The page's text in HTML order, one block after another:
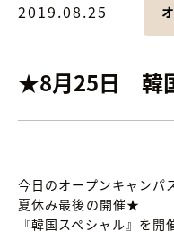
2019.08.25
★8月25日 韓
今日のオープンキャンパ
夏休み最後の開催★
『韓国スペシャル』を